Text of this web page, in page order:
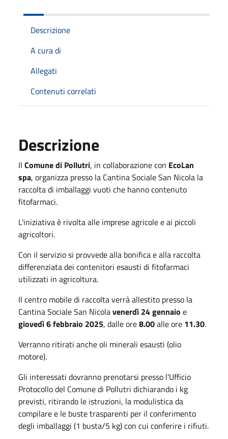
Descrizione
A cura di
Allegati
Contenuti correlati
Descrizione
Il Comune di Pollutri, in collaborazione con EcoLan
spa, organizza presso la Cantina Sociale San Nicola la
raccolta di imballaggi vuoti che hanno contenuto
fitofarmaci.
L'iniziativa è rivolta alle imprese agricole e ai piccoli
agricoltori.
Con il servizio si provvede alla bonifica e alla raccolta
differenziata dei contenitori esausti di fitofarmaci
utilizzati in agricoltura.
Il centro mobile di raccolta verrà allestito presso la
Cantina Sociale San Nicolavenerdì 24 gennaio e
giovedì 6 febbraio 2025, dalle ore8.00alle ore 11.30.
Verranno ritirati anche oli minerali esausti (olio
motore).
Gli interessati dovranno prenotarsi presso l'Ufficio
Protocollo del Comune di Pollutri dichiarando i kg
previsti, ritirando le istruzioni, la modulistica da
compilare e le buste trasparenti per il conferimento
degli imballaggi (1 busta/5 kg) con cui conferire i rifiuti.